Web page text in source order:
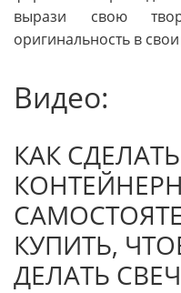
вырази свою
оригинальность в
Видео:
КАК СДЕЛАТЬ
КУПИТЬ,
ДЕЛАТЬ